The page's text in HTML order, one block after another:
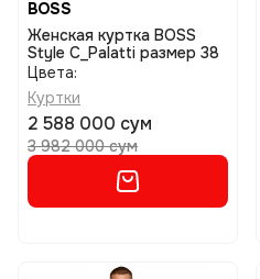
BOSS
Женская куртка BOSS
Style C_Palatti размер 38
Цвета:
Куртки
2 588 000 сум
3 982 000 сум